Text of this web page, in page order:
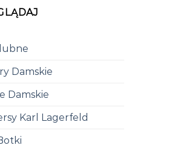
Damskie
Damskie
Karl Lagerfeld